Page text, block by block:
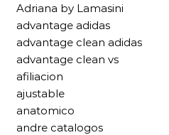
Adriana by Lamasini
advantage adidas
advantage clean adidas
advantage clean vs
afiliacion
ajustable
anatomico
andre catalogos